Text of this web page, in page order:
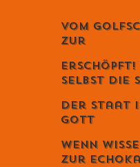
Vom
zur
Erschöpft!
selbst die
Gespräch
Jampen
Der Staat
Gott
Wenn
zur